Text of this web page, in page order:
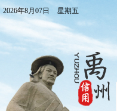
2026年8月07日 星期五